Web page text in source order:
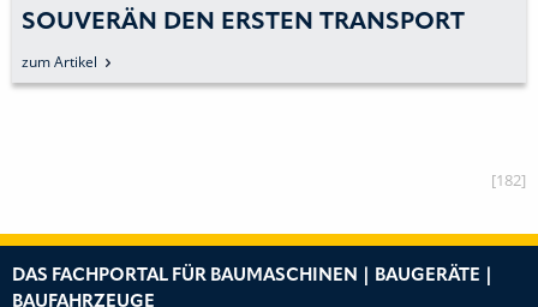
SOUVERÄN DEN ERSTEN TRANSPORT
zum Artikel
[182]
DAS FACHPORTAL FÜR BAUMASCHINEN | BAUGERÄTE |
BAUFAHRZEUGE